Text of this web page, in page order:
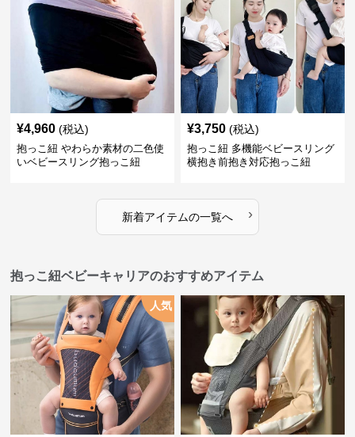
¥4,960 (税込)
抱っこ紐 やわらか素材の二色使
いベビースリング抱っこ紐
¥3,750 (税込)
抱っこ紐 多機能ベビースリング
横抱き前抱き対応抱っこ紐
新着アイテムの一覧へ ›
抱っこ紐ベビーキャリアのおすすめアイテム
人気